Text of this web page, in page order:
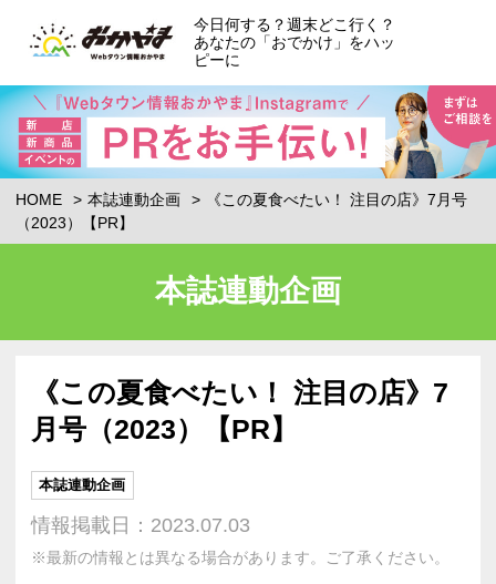
今日何する？週末どこ行く？
あなたの「おでかけ」をハッ
ピーに
HOME 本誌連動企画
《この夏食べたい！ 注目の店》7月号
（2023）【PR】
本誌連動企画
《この夏食べたい！ 注目の店》7
月号（2023）【PR】
本誌連動企画
情報掲載日：2023.07.03
※最新の情報とは異なる場合があります。ご了承ください。